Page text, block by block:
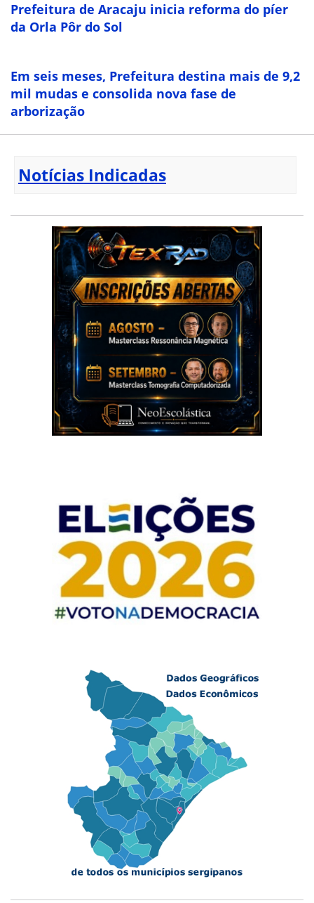
Prefeitura de Aracaju inicia reforma do píer
da Orla Pôr do Sol
Em seis meses, Prefeitura destina mais de 9,2
mil mudas e consolida nova fase de
arborização
Notícias Indicadas